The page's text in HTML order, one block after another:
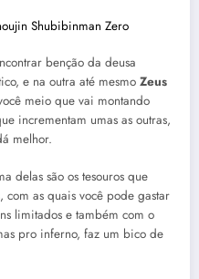
Shubibinman Zero
benção da deusa
e na outra até mesmo Zeus
meio que vai montando
incrementam umas as outras,
melhor.
delas são os tesouros que
com as quais você pode gastar
limitados e também com o
pro inferno, faz um bico de